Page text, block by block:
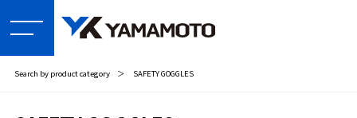
Search by product category ＞ SAFETY GOGGLES